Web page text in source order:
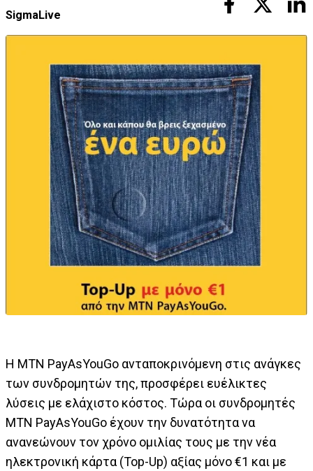
SigmaLive
Η ΜΤΝ PayAsYouGo ανταποκρινόμενη στις ανάγκες
των συνδρομητών της, προσφέρει ευέλικτες
λύσεις με ελάχιστο κόστος. Τώρα οι συνδρομητές
MTN PayAsYouGo έχουν την δυνατότητα να
ανανεώνουν τον χρόνο ομιλίας τους με την νέα
ηλεκτρονική κάρτα (Top-Up) αξίας μόνο €1 και με